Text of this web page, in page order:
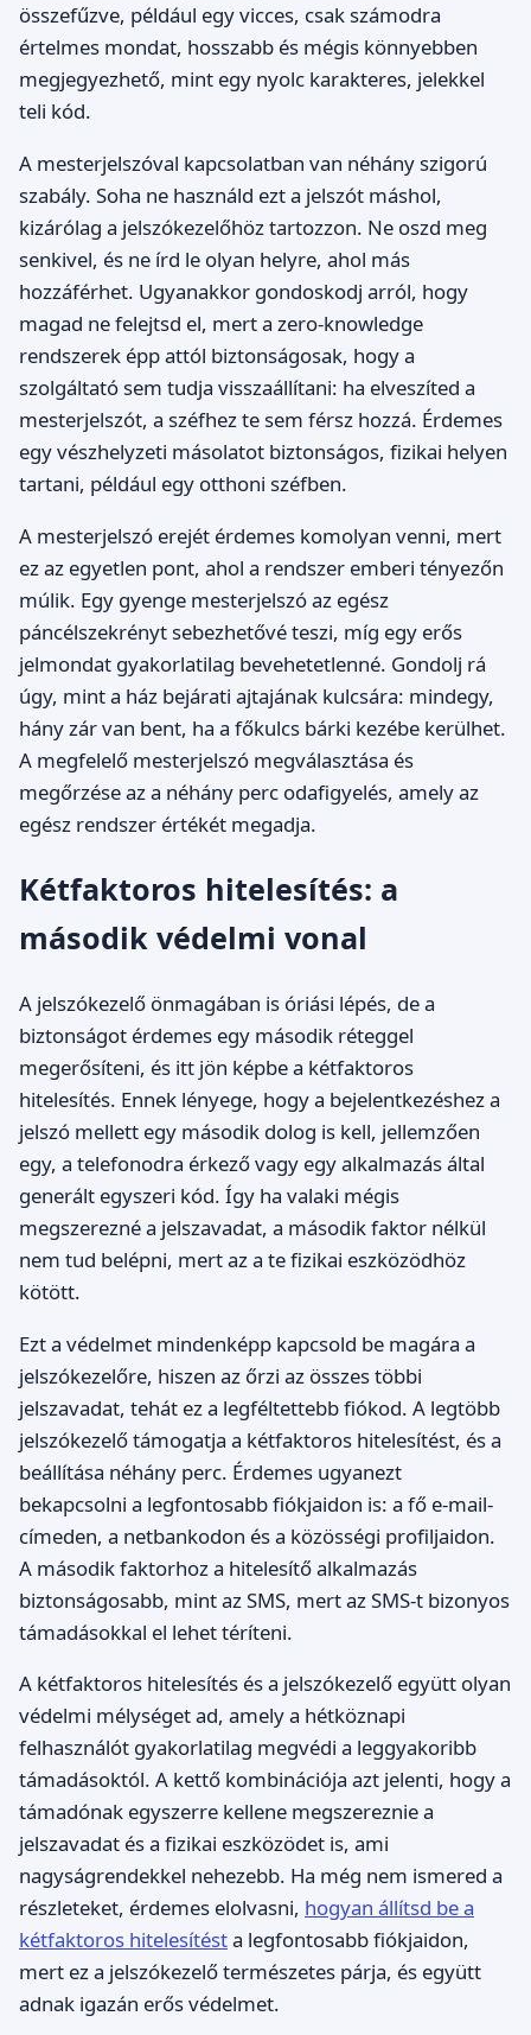
összefűzve, például egy vicces, csak számodra
értelmes mondat, hosszabb és mégis könnyebben
megjegyezhető, mint egy nyolc karakteres, jelekkel
teli kód.
A mesterjelszóval kapcsolatban van néhány szigorú
szabály. Soha ne használd ezt a jelszót máshol,
kizárólag a jelszókezelőhöz tartozzon. Ne oszd meg
senkivel, és ne írd le olyan helyre, ahol más
hozzáférhet. Ugyanakkor gondoskodj arról, hogy
magad ne felejtsd el, mert a zero-knowledge
rendszerek épp attól biztonságosak, hogy a
szolgáltató sem tudja visszaállítani: ha elveszíted a
mesterjelszót, a széfhez te sem férsz hozzá. Érdemes
egy vészhelyzeti másolatot biztonságos, fizikai helyen
tartani, például egy otthoni széfben.
A mesterjelszó erejét érdemes komolyan venni, mert
ez az egyetlen pont, ahol a rendszer emberi tényezőn
múlik. Egy gyenge mesterjelszó az egész
páncélszekrényt sebezhetővé teszi, míg egy erős
jelmondat gyakorlatilag bevehetetlenné. Gondolj rá
úgy, mint a ház bejárati ajtajának kulcsára: mindegy,
hány zár van bent, ha a főkulcs bárki kezébe kerülhet.
A megfelelő mesterjelszó megválasztása és
megőrzése az a néhány perc odafigyelés, amely az
egész rendszer értékét megadja.
Kétfaktoros hitelesítés: a
második védelmi vonal
A jelszókezelő önmagában is óriási lépés, de a
biztonságot érdemes egy második réteggel
megerősíteni, és itt jön képbe a kétfaktoros
hitelesítés. Ennek lényege, hogy a bejelentkezéshez a
jelszó mellett egy második dolog is kell, jellemzően
egy, a telefonodra érkező vagy egy alkalmazás által
generált egyszeri kód. Így ha valaki mégis
megszerezné a jelszavadat, a második faktor nélkül
nem tud belépni, mert az a te fizikai eszközödhöz
kötött.
Ezt a védelmet mindenképp kapcsold be magára a
jelszókezelőre, hiszen az őrzi az összes többi
jelszavadat, tehát ez a legféltettebb fiókod. A legtöbb
jelszókezelő támogatja a kétfaktoros hitelesítést, és a
beállítása néhány perc. Érdemes ugyanezt
bekapcsolni a legfontosabb fiókjaidon is: a fő e-mail-
címeden, a netbankodon és a közösségi profiljaidon.
A második faktorhoz a hitelesítő alkalmazás
biztonságosabb, mint az SMS, mert az SMS-t bizonyos
támadásokkal el lehet téríteni.
A kétfaktoros hitelesítés és a jelszókezelő együtt olyan
védelmi mélységet ad, amely a hétköznapi
felhasználót gyakorlatilag megvédi a leggyakoribb
támadásoktól. A kettő kombinációja azt jelenti, hogy a
támadónak egyszerre kellene megszereznie a
jelszavadat és a fizikai eszközödet is, ami
nagyságrendekkel nehezebb. Ha még nem ismered a
részleteket, érdemes elolvasni, hogyan állítsd be a
kétfaktoros hitelesítésta legfontosabb fiókjaidon,
mert ez a jelszókezelő természetes párja, és együtt
adnak igazán erős védelmet.